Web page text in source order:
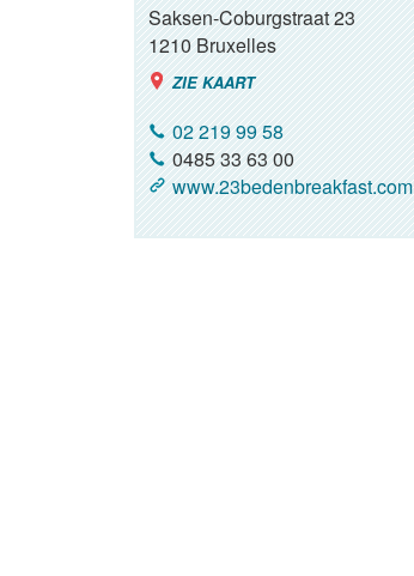
Saksen-Coburgstraat 23
1210Bruxelles
ZIE KAART
02 219 99 58
0485 33 63 00
www.23bedenbreakfast.com